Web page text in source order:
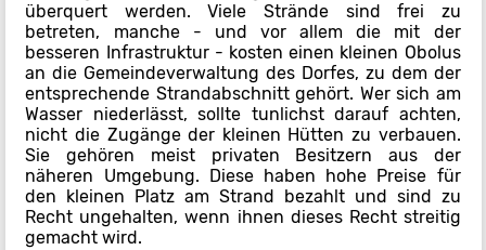
überquert werden. Viele Strände sind frei zu
betreten, manche - und vor allem die mit der
besseren Infrastruktur - kosten einen kleinen Obolus
an die Gemeindeverwaltung des Dorfes, zu dem der
entsprechende Strandabschnitt gehört. Wer sich am
Wasser niederlässt, sollte tunlichst darauf achten,
nicht die Zugänge der kleinen Hütten zu verbauen.
Sie gehören meist privaten Besitzern aus der
näheren Umgebung. Diese haben hohe Preise für
den kleinen Platz am Strand bezahlt und sind zu
Recht ungehalten, wenn ihnen dieses Recht streitig
gemacht wird.